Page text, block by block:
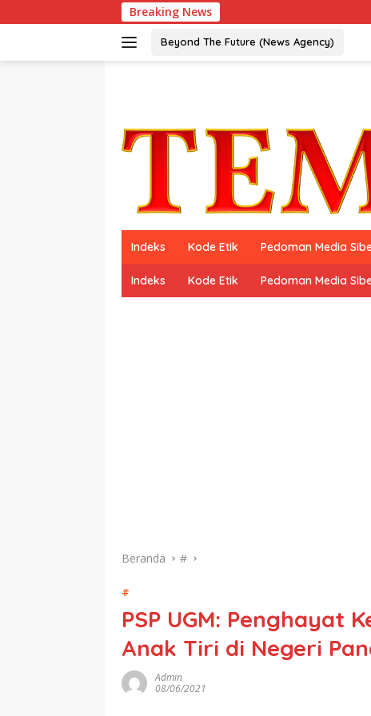
ke
Breaking News
Beyond The Future (News Agency)
Indeks Kode Etik Pedoman Media
Indeks Kode Etik Pedoman Media
Beranda #
#
PSP UGM: Penghayat
Anak Tiri di Negeri
Admin
08/06/2021